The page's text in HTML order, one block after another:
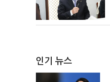
인기 뉴스